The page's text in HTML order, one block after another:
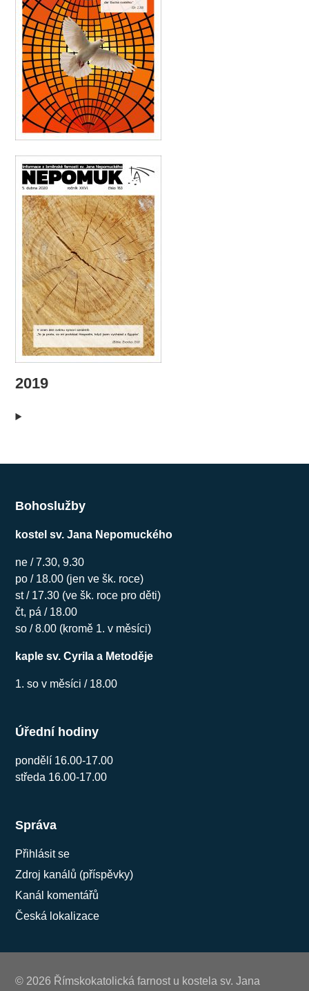
2019
Bohoslužby
kostel sv. Jana Nepomuckého
ne / 7.30, 9.30
po / 18.00 (jen ve šk. roce)
st / 17.30 (ve šk. roce pro děti)
čt, pá / 18.00
so / 8.00 (kromě 1. v měsíci)
kaple sv. Cyrila a Metoděje
1. so v měsíci / 18.00
Úřední hodiny
pondělí 16.00-17.00
středa 16.00-17.00
Správa
Přihlásit se
Zdroj kanálů (příspěvky)
Kanál komentářů
Česká lokalizace
© 2026 Římskokatolická farnost u kostela sv. Jana